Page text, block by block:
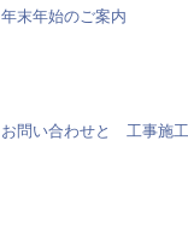
年末年始のご案内
お問い合わせと 工事施